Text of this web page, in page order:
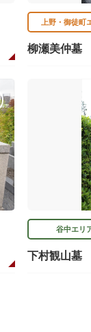
上野・御徒町
柳瀬美仲墓
谷中エリ
下村観山墓